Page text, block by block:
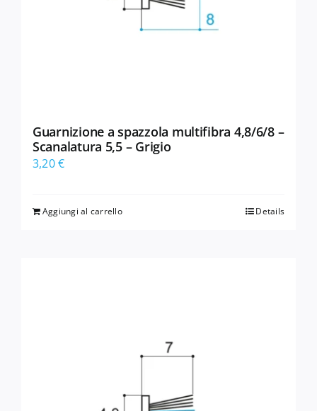
Guarnizione a spazzola multifibra 4,8/6/8 –
Scanalatura 5,5 – Grigio
3,20€
Aggiungi al carrello Details